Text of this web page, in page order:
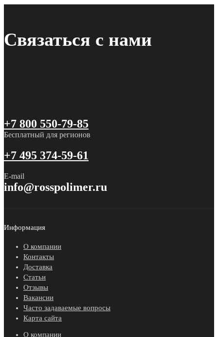
Связаться с нами
+7 800 550-79-85
Бесплатный для регионов
+7 495 374-59-61
E-mail
info@rosspolimer.ru
Информация
О компании
Контакты
Доставка
Статьи
Отзывы
Вакансии
Часто задаваемые вопросы
Карта сайта
О компании